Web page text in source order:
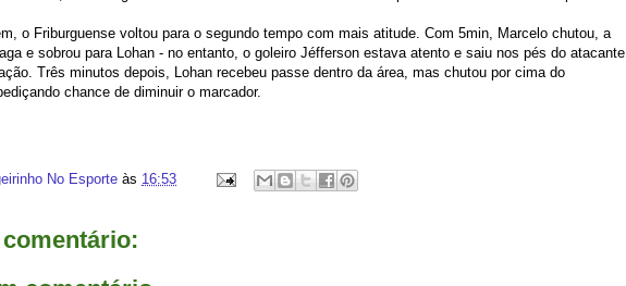
o Friburguense voltou para o segundo tempo com mais atitude. Com 5min, Marcelo chutou, a
e sobrou para Lohan - no entanto, o goleiro Jéfferson estava atento e saiu nos pés do atacante
Três minutos depois, Lohan recebeu passe dentro da área, mas chutou por cima do
chance de diminuir o marcador.
No Esporte às 16:53